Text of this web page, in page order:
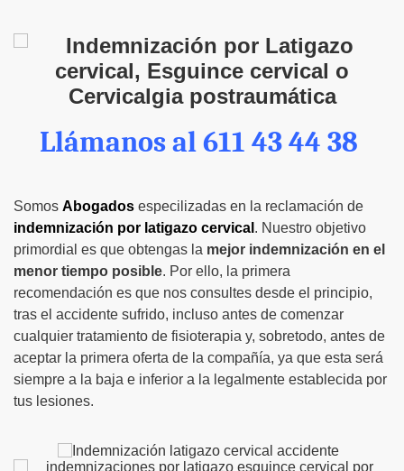
Llámanos al 611 43 44 38
Somos Abogados especilizadas en la reclamación de
indemnización por latigazo cervical . Nuestro objetivo
primordial es que obtengas la mejor indemnización en el
menor tiempo posible. Por ello, la primera
recomendación es que nos consultes desde el principio,
tras el accidente sufrido, incluso antes de comenzar
cualquier tratamiento de fisioterapia y, sobretodo, antes de
aceptar la primera oferta de la compañía, ya que esta será
siempre a la baja e inferior a la legalmente establecida por
tus lesiones.